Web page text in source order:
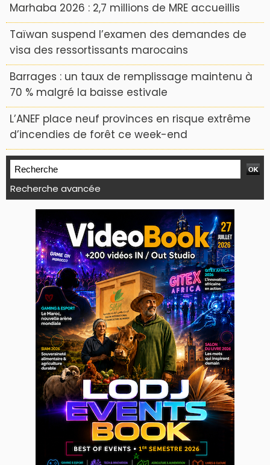
Marhaba 2026 : 2,7 millions de MRE accueillis
Taïwan suspend l’examen des demandes de
visa des ressortissants marocains
Barrages : un taux de remplissage maintenu à
70 % malgré la baisse estivale
L’ANEF place neuf provinces en risque extrême
d’incendies de forêt ce week-end
Recherche avancée